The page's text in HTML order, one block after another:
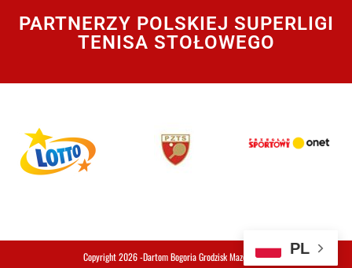
PARTNERZY POLSKIEJ SUPERLIGI
TENISA STOŁOWEGO
Copyright 2026 -Dartom Bogoria Grodzisk Mazowiecki PL